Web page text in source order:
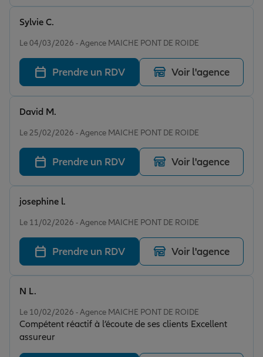
Le 04/03/2026 - Agence MAICHE PONT DE ROIDE
Sylvie C.
Prendre un RDV Voir l'agence
Le 25/02/2026 - Agence MAICHE PONT DE ROIDE
David M.
Prendre un RDV Voir l'agence
Le 11/02/2026 - Agence MAICHE PONT DE ROIDE
josephine l.
Prendre un RDV Voir l'agence
Le 10/02/2026 - Agence MAICHE PONT DE ROIDE
Compétent réactif à l’écoute de ses clients Excellent
assureur
N L.